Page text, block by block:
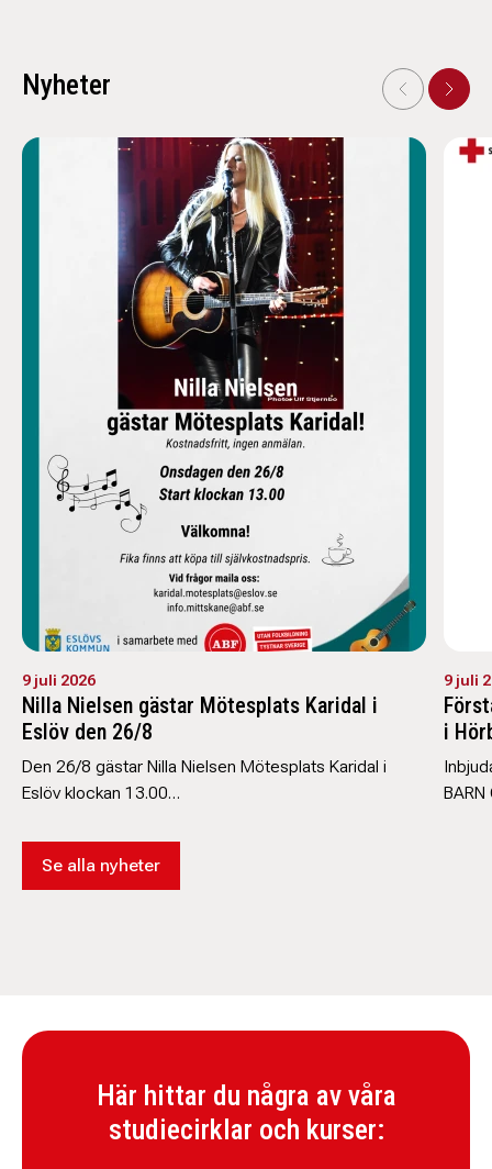
Nyheter
9 juli 2026
Nilla Nielsen gästar Mötesplats Karidal i
Eslöv den 26/8
Den 26/8 gästar Nilla Nielsen Mötesplats Karidal i
Eslöv klockan 13.00…
9 juli
i
Se alla nyheter
Här hittar du några av våra
studiecirklar och kurser: